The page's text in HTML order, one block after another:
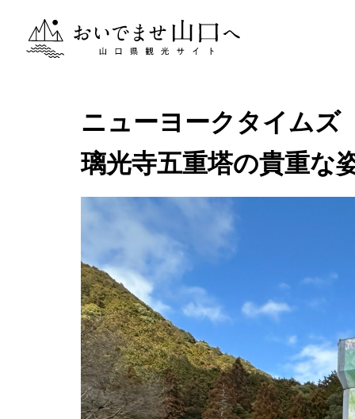
おいでませ山口へー山口県観光サイト
ニューヨークタイムズ
璃光寺五重塔の貴重な